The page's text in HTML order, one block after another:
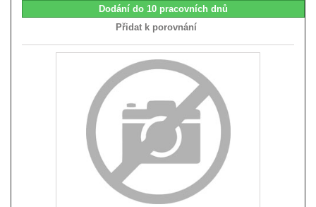
Dodání do 10 pracovních dnů
Přidat k porovnání